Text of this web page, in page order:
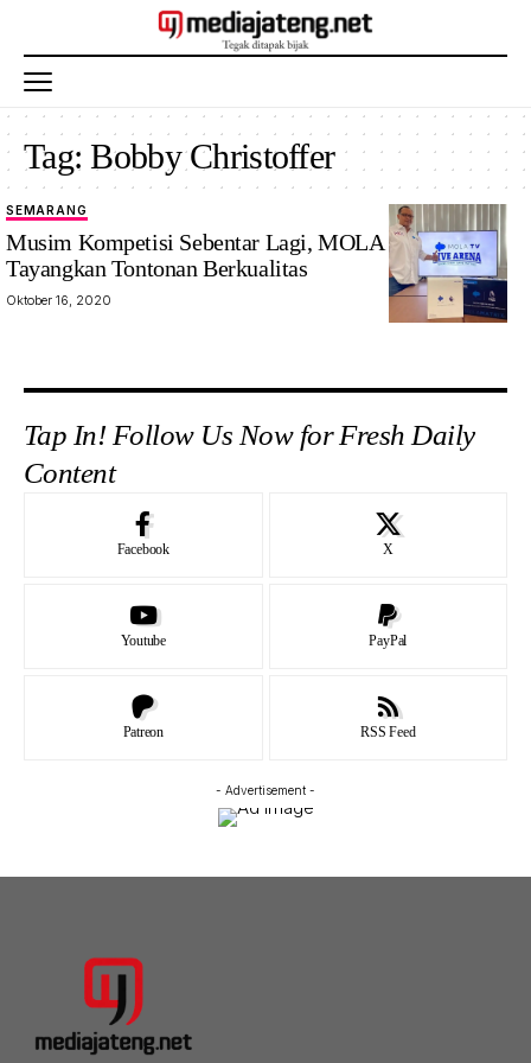
Tag:Bobby Christoffer
SEMARANG
Musim Kompetisi Sebentar Lagi, MOLA TV Siap
Tayangkan Tontonan Berkualitas
Oktober 16, 2020
Tap In! Follow Us Now for Fresh Daily
Content
Facebook X
Youtube PayPal
Patreon RSS Feed
- Advertisement -